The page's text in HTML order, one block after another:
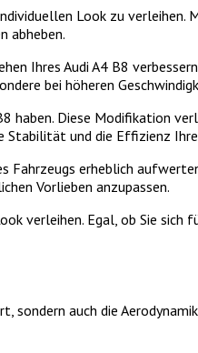
Look zu verleihen.
abheben.
Ihres Audi A4 B8
bei höheren
haben. Diese Modifikation
und die Effizienz
erheblich
Vorlieben anzupassen.
verleihen. Egal, ob Sie sich
sondern auch die